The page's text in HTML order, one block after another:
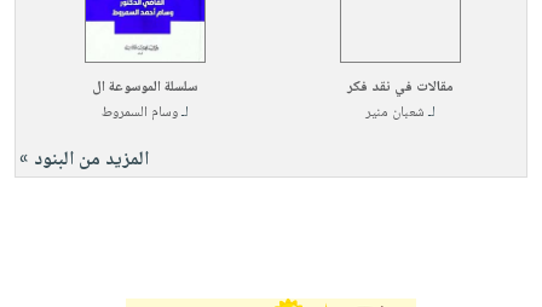
مقالات في نقد فكر
لـشعبان منير
سلسلة الموسوعة ال
لـوسام السمروط
المزيد من البنود »